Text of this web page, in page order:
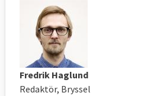
Fredrik Haglund
Redaktör, Bryssel